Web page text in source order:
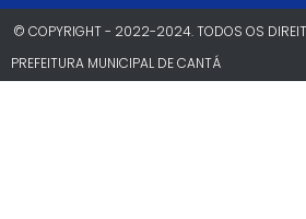
© COPYRIGHT - 2022-2024. TODOS OS
PREFEITURA MUNICIPAL DE CANTÁ